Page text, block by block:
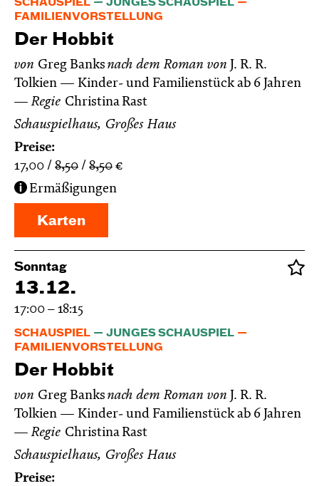
SCHAUSPIEL
JUNGES SCHAUSPIEL
FAMILIENVORSTELLUNG
Der Hobbit
von Greg Banks nach dem Roman von J. R. R.
Tolkien
Kinder- und Familienstück ab 6 Jahren
Regie Christina Rast
Schauspielhaus, Großes Haus
Preise:
17,00
8,50 8,50 €
Ermäßigungen
Karten
Sonntag
13.12.
17:00 – 18:15
SCHAUSPIEL
JUNGES SCHAUSPIEL
FAMILIENVORSTELLUNG
Der Hobbit
von Greg Banks nach dem Roman von J. R. R.
Tolkien
Kinder- und Familienstück ab 6 Jahren
Regie Christina Rast
Schauspielhaus, Großes Haus
Preise: